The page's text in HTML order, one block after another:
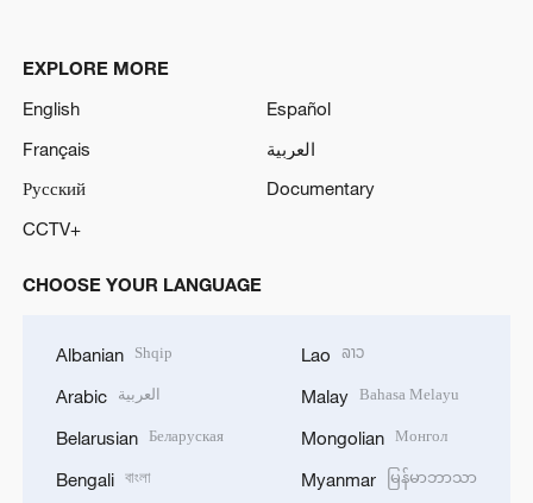
EXPLORE MORE
English
Español
Français
العربية
Русский
Documentary
CCTV+
CHOOSE YOUR LANGUAGE
Albanian Shqip
Arabic العربية
Belarusian Беларуская
Bengali বাংলা
Lao ລາວ
Malay Bahasa Melayu
Mongolian Монгол
Myanmar မြန်မာဘာသာ